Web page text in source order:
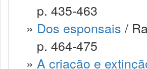
p. 435-463
» Dos esponsais /
p. 464-475
» A criação e